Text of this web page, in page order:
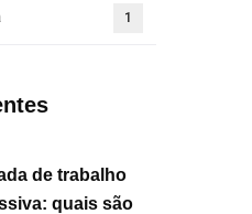
1
de trabalho
quais são